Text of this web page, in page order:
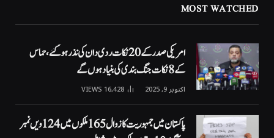
MOST WATCHED
امریکی صدر کے 20 نکات ردی دان کی نذر ہوگئے، حماس
کے 8 نکات جنگ بندی کی بنیاد ہوں گے
اکتوبر 9, 2025 16,428
VIEWS
پاکستان میں جمہوریت کا زوال 165 ملکوں میں 124ویں نمبر